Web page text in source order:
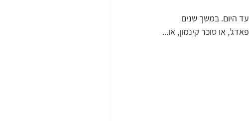
וקפואים
היום. במשך שנים
או סוכר קינמון, או...